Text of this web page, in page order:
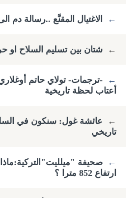
← الاغتيال المقنَّع ..رسالة دم
← شتان بين تسليم السلاح او
←
-ترجمات- تولاي حاتم
أعتاب لحظة تاريخية
←
عائشة غول: سنكون في
تاريخي
←
صحيفة
ارتفاع ​852 مترا ؟